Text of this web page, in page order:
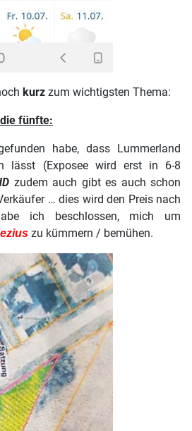
kurz zum wichtigsten Thema:
fünfte:
habe, dass Lummerland
lässt (Exposee wird erst in 6-8
zudem auch gibt es auch schon
… dies wird den Preis nach
ich beschlossen, mich um
zu kümmern / bemühen.